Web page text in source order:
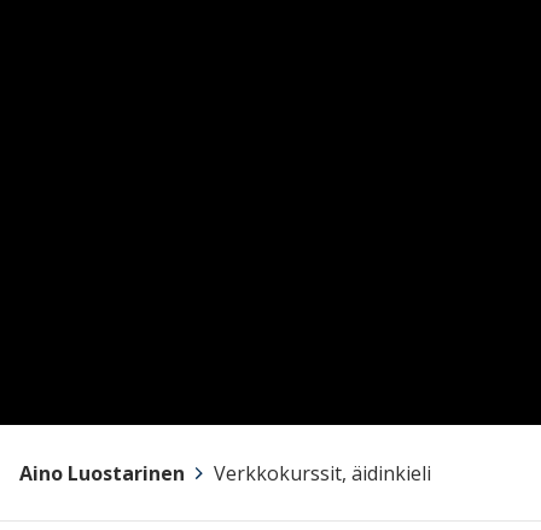
Aino Luostarinen Verkkokurssit, äidinkieli